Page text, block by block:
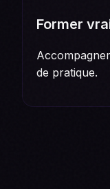
Former
de pratique.